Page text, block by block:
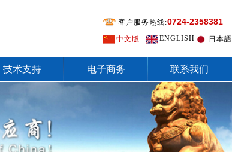
客户服务热线:0724-2358381
中文版 ENGLISH 日本語
技术支持 电子商务 联系我们